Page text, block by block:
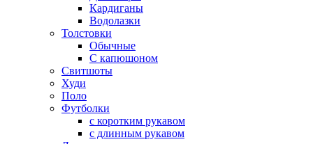
Кардиганы
Водолазки
Толстовки
Обычные
С капюшоном
Свитшоты
Худи
Поло
Футболки
с коротким рукавом
с длинным рукавом